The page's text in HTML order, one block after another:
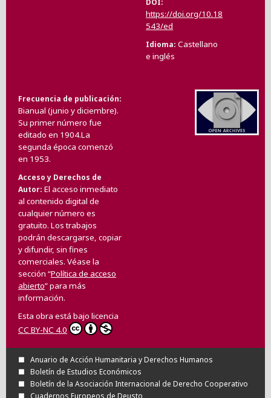
DOI
https://doi.org/10.18
543/ed
Idioma Castellano
e inglés
Frecuencia de publicación
Bianual (junio y diciembre).
Su primer número fue
editado en 1904.La
segunda época comenzó
en 1953.
Acceso y Derechos de
Autor El acceso inmediato
al contenido digital de
cualquier número es
gratuito. Los trabajos
podrán descargarse, copiar
y difundir, sin fines
comerciales. Véase la
sección “Política de acceso
abierto” para más
información.
Esta obra está bajo licencia
CC BY-NC 4.0
Anuario de Acción Humanitaria y Derechos Humanos
Boletín de Estudios Económicos
Boletín de la Asociación Internacional de Derecho Cooperativo
Cuadernos Europeos de Deusto